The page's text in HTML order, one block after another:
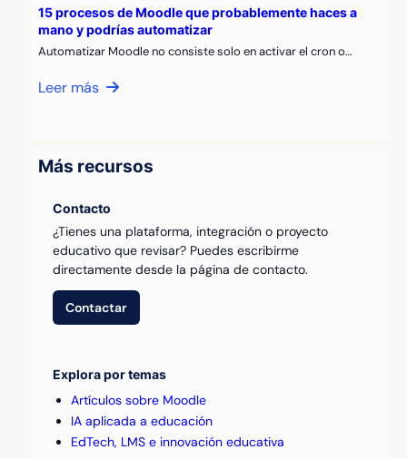
15 procesos de Moodle que probablemente haces a
mano y podrías automatizar
Automatizar Moodle no consiste solo en activar el cron o…
Leer más
Más recursos
Contacto
¿Tienes una plataforma, integración o proyecto
educativo que revisar? Puedes escribirme
directamente desde la página de contacto.
Contactar
Explora por temas
Artículos sobre Moodle
IA aplicada a educación
EdTech, LMS e innovación educativa